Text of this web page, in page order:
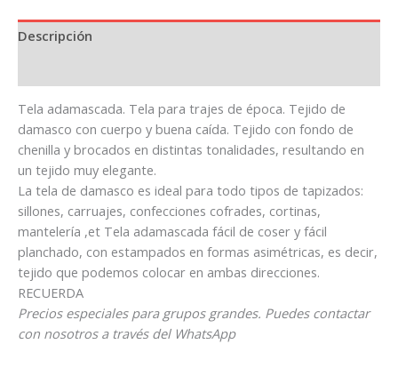
Descripción
Tela adamascada. Tela para trajes de época. Tejido de
damasco con cuerpo y buena caída. Tejido con fondo de
chenilla y brocados en distintas tonalidades, resultando en
un tejido muy elegante.
La tela de damasco es ideal para todo tipos de tapizados:
sillones, carruajes, confecciones cofrades, cortinas,
mantelería ,et Tela adamascada fácil de coser y fácil
planchado, con estampados en formas asimétricas, es decir,
tejido que podemos colocar en ambas direcciones.
RECUERDA
Precios especiales para grupos grandes. Puedes contactar
con nosotros a través del WhatsApp